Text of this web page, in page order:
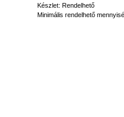
Készlet: Rendelhető
Minimális rendelhető